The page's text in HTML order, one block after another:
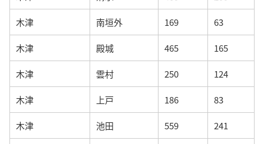
木津 南垣外 169 63
木津 殿城 465 165
木津 雲村 250 124
木津 上戸 186 83
木津 池田 559 241